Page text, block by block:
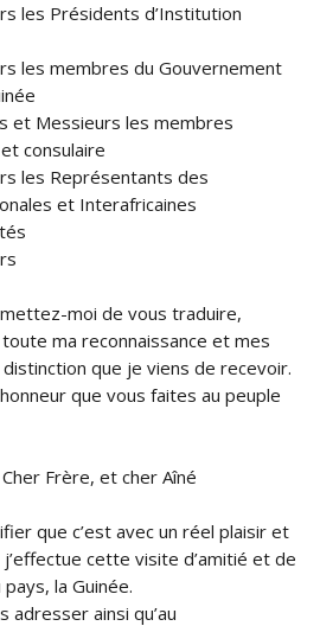
les Présidents d’Institution
les membres du Gouvernement
et Messieurs les membres
consulaire
les Représentants des
et Interafricaines
moi de vous traduire,
ma reconnaissance et mes
que je viens de recevoir.
que vous faites au peuple
Frère, et cher Aîné
que c’est avec un réel plaisir et
cette visite d’amitié et de
la Guinée.
ainsi qu’au